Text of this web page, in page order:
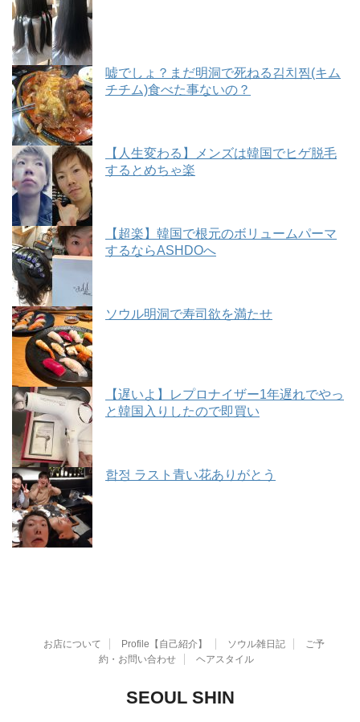
嘘でしょ？まだ明洞で死ねる김치찜(キム
チチム)食べた事ないの？
【人生変わる】メンズは韓国でヒゲ脱毛
するとめちゃ楽
【超楽】韓国で根元のボリュームパーマ
するならASHDOへ
ソウル明洞で寿司欲を満たせ
【遅いよ】レプロナイザー1年遅れでやっ
と韓国入りしたので即買い
합정 ラスト青い花ありがとう
お店について Profile【自己紹介】 ソウル雑日記
ご予
約・お問い合わせ
ヘアスタイル
SEOUL SHIN